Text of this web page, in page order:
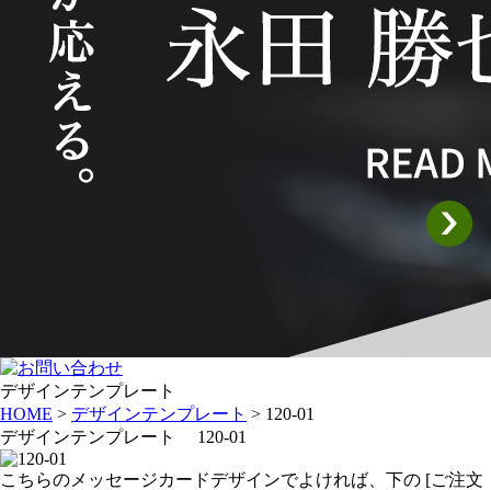
デザインテンプレート
HOME > デザインテンプレート > 120-01
デザインテンプレート 120-01
こちらのメッセージカードデザインでよければ、下の [ご注文